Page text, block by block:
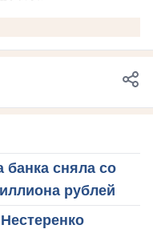
банка сняла со
рублей